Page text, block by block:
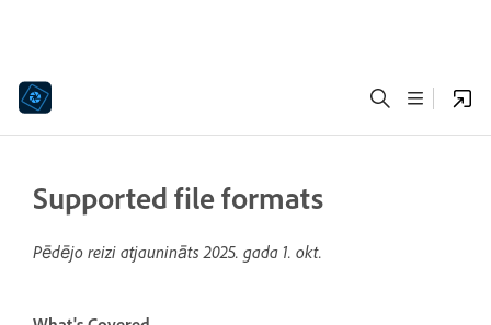
Supported file formats
Pēdējo reizi atjaunināts2025. gada 1. okt.